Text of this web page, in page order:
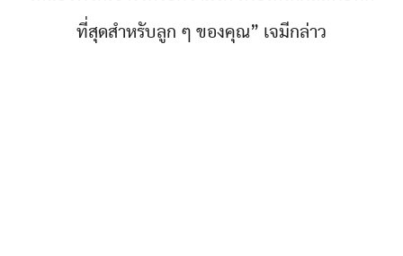
ที่สุดสำหรับลูก ๆ ของคุณ” เจมีกล่าว